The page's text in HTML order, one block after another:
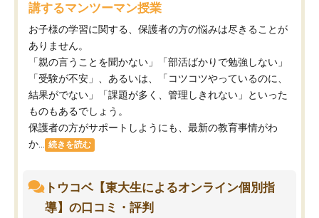
講するマンツーマン授業
お子様の学習に関する、保護者の方の悩みは尽きることが
ありません。
「親の言うことを聞かない」「部活ばかりで勉強しない」
「受験が不安」、あるいは、「コツコツやっているのに、
結果がでない」「課題が多く、管理しきれない」といった
ものもあるでしょう。
保護者の方がサポートしようにも、最新の教育事情がわ
か...
続きを読む
トウコベ【東大生によるオンライン個別指
導】の口コミ・評判